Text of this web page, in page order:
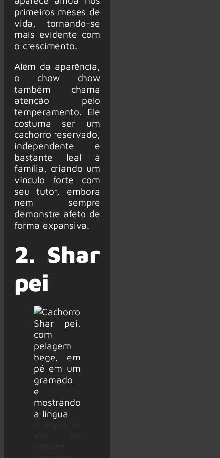
primeiros meses de
vida, tornando-se
mais evidente com
o crescimento.
Além da aparência,
o chow chow
também chama
atenção pelo
temperamento. Ele
costuma ser um
cachorro reservado,
independente e
bastante leal à
família, criando um
vínculo forte com
seu tutor, embora
nem sempre
demonstre afeto de
forma expansiva.
2. Shar
pei